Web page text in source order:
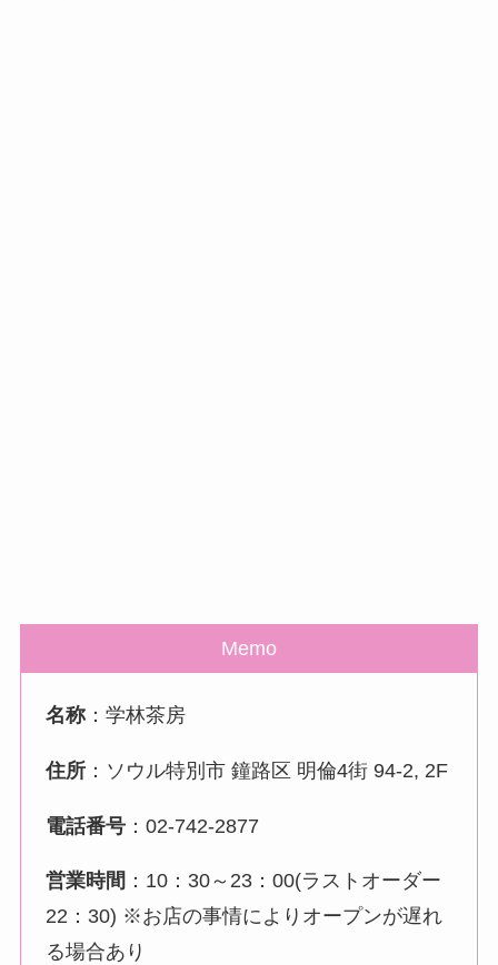
Memo
名称 ：学林茶房
住所 ：ソウル特別市 鐘路区 明倫4街 94-2, 2F
電話番号 ：02-742-2877
営業時間 ：10：30～23：00(ラストオーダー
22：30) ※お店の事情によりオープンが遅れ
る場合あり